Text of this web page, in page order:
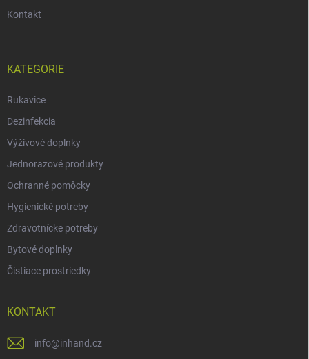
Kontakt
KATEGORIE
Rukavice
Dezinfekcia
Výživové doplnky
Jednorazové produkty
Ochranné pomôcky
Hygienické potreby
Zdravotnícke potreby
Bytové doplnky
Čistiace prostriedky
KONTAKT
info@inhand.cz